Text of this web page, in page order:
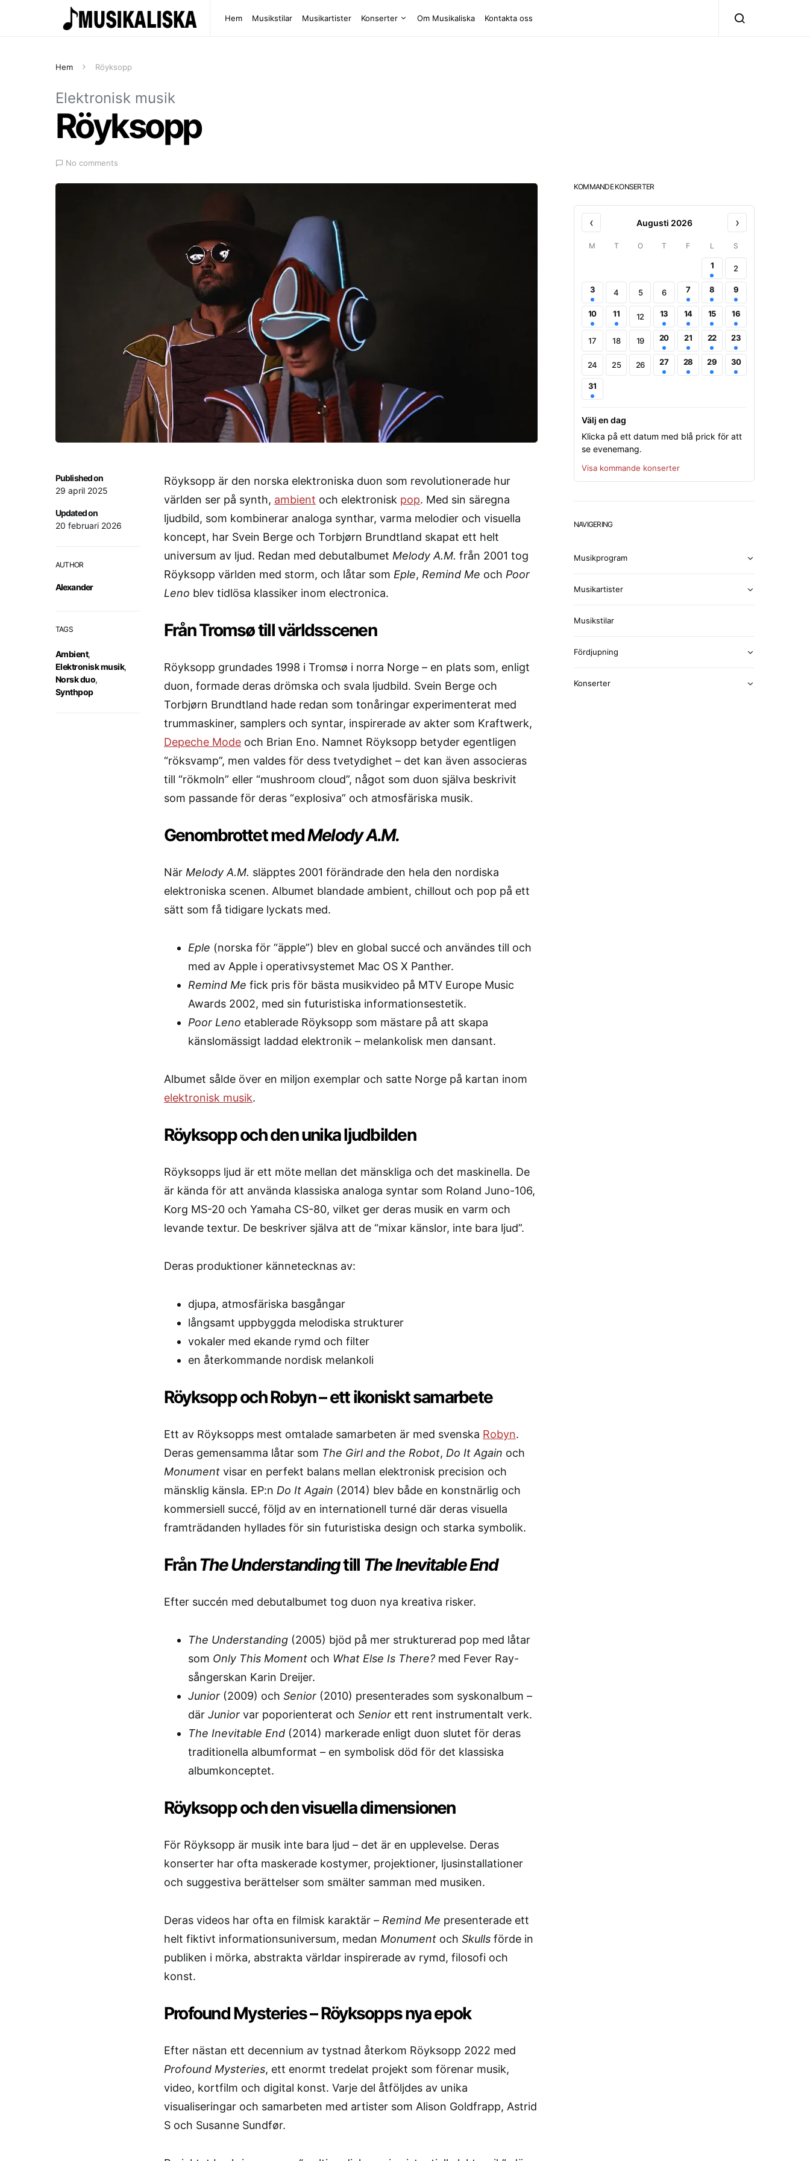
Hem Musikstilar Musikartister Konserter Om Musikaliska Kontakta oss
Hem Röyksopp
Elektronisk musik
Röyksopp
No comments
Published on
29 april 2025
Updated on
20 februari 2026
AUTHOR
Alexander
TAGS
Ambient,
Elektronisk musik,
Norsk duo,
Synthpop
Röyksopp är den norska elektroniska duon som revolutionerade hur
världen ser på synth, ambient och elektronisk pop. Med sin säregna
ljudbild, som kombinerar analoga synthar, varma melodier och visuella
koncept, har Svein Berge och Torbjørn Brundtland skapat ett helt
universum av ljud. Redan med debutalbumet Melody A.M. från 2001 tog
Röyksopp världen med storm, och låtar som Eple, Remind Me och Poor
Leno blev tidlösa klassiker inom electronica.
Från Tromsø till världsscenen
Röyksopp grundades 1998 i Tromsø i norra Norge – en plats som, enligt
duon, formade deras drömska och svala ljudbild. Svein Berge och
Torbjørn Brundtland hade redan som tonåringar experimenterat med
trummaskiner, samplers och syntar, inspirerade av akter som Kraftwerk,
Depeche Mode och Brian Eno. Namnet Röyksopp betyder egentligen
“röksvamp”, men valdes för dess tvetydighet – det kan även associeras
till “rökmoln” eller “mushroom cloud”, något som duon själva beskrivit
som passande för deras “explosiva” och atmosfäriska musik.
Genombrottet medMelody A.M.
När Melody A.M. släpptes 2001 förändrade den hela den nordiska
elektroniska scenen. Albumet blandade ambient, chillout och pop på ett
sätt som få tidigare lyckats med.
Eple (norska för “äpple”) blev en global succé och användes till och
med av Apple i operativsystemet Mac OS X Panther.
Remind Me fick pris för bästa musikvideo på MTV Europe Music
Awards 2002, med sin futuristiska informationsestetik.
Poor Leno etablerade Röyksopp som mästare på att skapa
känslomässigt laddad elektronik – melankolisk men dansant.
Albumet sålde över en miljon exemplar och satte Norge på kartan inom
elektronisk musik.
Röyksopp och den unika ljudbilden
Röyksopps ljud är ett möte mellan det mänskliga och det maskinella. De
är kända för att använda klassiska analoga syntar som Roland Juno-106,
Korg MS-20 och Yamaha CS-80, vilket ger deras musik en varm och
levande textur. De beskriver själva att de “mixar känslor, inte bara ljud”.
Deras produktioner kännetecknas av:
djupa, atmosfäriska basgångar
långsamt uppbyggda melodiska strukturer
vokaler med ekande rymd och filter
en återkommande nordisk melankoli
Röyksopp och Robyn – ett ikoniskt samarbete
Ett av Röyksopps mest omtalade samarbeten är med svenska Robyn.
Deras gemensamma låtar som The Girl and the Robot, Do It Again och
Monument visar en perfekt balans mellan elektronisk precision och
mänsklig känsla. EP:n Do It Again (2014) blev både en konstnärlig och
kommersiell succé, följd av en internationell turné där deras visuella
framträdanden hyllades för sin futuristiska design och starka symbolik.
FrånThe Understandingtill The Inevitable End
Efter succén med debutalbumet tog duon nya kreativa risker.
The Understanding (2005) bjöd på mer strukturerad pop med låtar
som Only This Moment och What Else Is There? med Fever Ray-
sångerskan Karin Dreijer.
Junior (2009) och Senior (2010) presenterades som syskonalbum –
där Junior var poporienterat och Senior ett rent instrumentalt verk.
The Inevitable End (2014) markerade enligt duon slutet för deras
traditionella albumformat – en symbolisk död för det klassiska
albumkonceptet.
Röyksopp och den visuella dimensionen
För Röyksopp är musik inte bara ljud – det är en upplevelse. Deras
konserter har ofta maskerade kostymer, projektioner, ljusinstallationer
och suggestiva berättelser som smälter samman med musiken.
Deras videos har ofta en filmisk karaktär – Remind Me presenterade ett
helt fiktivt informationsuniversum, medan Monument och Skulls förde in
publiken i mörka, abstrakta världar inspirerade av rymd, filosofi och
konst.
Profound Mysteries – Röyksopps nya epok
Efter nästan ett decennium av tystnad återkom Röyksopp 2022 med
Profound Mysteries, ett enormt tredelat projekt som förenar musik,
video, kortfilm och digital konst. Varje del åtföljdes av unika
visualiseringar och samarbeten med artister som Alison Goldfrapp, Astrid
S och Susanne Sundfør.
KOMMANDE KONSERTER
‹ Augusti 2026 ›
M T O T F L S
1 2
3 4 5 6 7 8 9
10 11 12 13 14 15 16
17 18 19 20 21 22 23
24 25 26 27 28 29 30
31
Välj en dag
Klicka på ett datum med blå prick för att
se evenemang.
Visa kommande konserter
NAVIGERING
Musikprogram
Musikartister
Musikstilar
Fördjupning
Konserter